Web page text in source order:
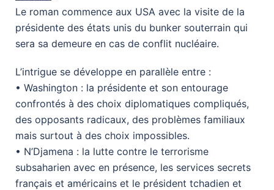
Le roman commence aux USA avec la visite de la
présidente des états unis du bunker souterrain qui
sera sa demeure en cas de conflit nucléaire.
L’intrigue se développe en parallèle entre :
• Washington : la présidente et son entourage
confrontés à des choix diplomatiques compliqués,
des opposants radicaux, des problèmes familiaux
mais surtout à des choix impossibles.
• N’Djamena : la lutte contre le terrorisme
subsaharien avec en présence, les services secrets
français et américains et le président tchadien et